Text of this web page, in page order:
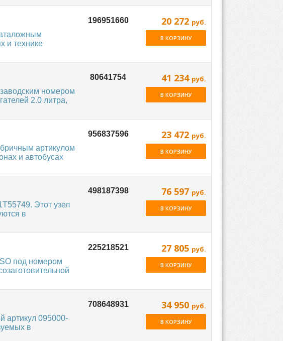
и технике
20 272 руб.
В КОРЗИНУ
номером
2.0 литра,
41 234 руб.
В КОРЗИНУ
артикулом
и автобусах
23 472 руб.
В КОРЗИНУ
Этот узел
в
76 597 руб.
В КОРЗИНУ
под номером
27 805 руб.
В КОРЗИНУ
артикул 095000-
в
34 950 руб.
В КОРЗИНУ